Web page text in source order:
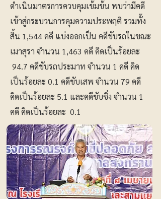
ดำเนินมาตรการควบคุมเข้มข้น พบว่ามีคดี
เข้าสู่กระบวนการคุมความประพฤติ รวมทั้ง
สิ้น 1,544 คดี แบ่งออกเป็น คดีขับรถในขณะ
เมาสุรา จำนวน 1,463 คดี คิดเป็นร้อยละ
94.7 คดีขับรถประมาท จำนวน 1 คดี คิด
เป็นร้อยละ 0.1 คดีขับเสพ จำนวน 79 คดี
คิดเป็นร้อยละ 5.1 และคดีขับซิ่ง จำนวน 1
คดี คิดเป็นร้อยละ 0.1